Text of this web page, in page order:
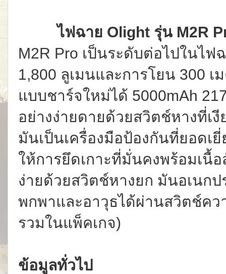
ไฟฉาย Olight รุ่น M2R
M2R Pro เป็นระดับต่อไปในไ
1,800 ลูเมนและการโยน 300
แบบชาร์จใหม่ได้ 5000mAh
อย่างง่ายดายด้วยสวิตช์หางที่เงี
มันเป็นเครื่องมือป้องกันที่ยอด
ให้การยึดเกาะที่มั่นคงพร้อมเนื้
ง่ายด้วยสวิตช์หางยก มันอเนก
พกพาและอาวุธได้ผ่านสวิตช์คว
รวมในแพ็คเกจ)
ข้อมูลทั่วไป